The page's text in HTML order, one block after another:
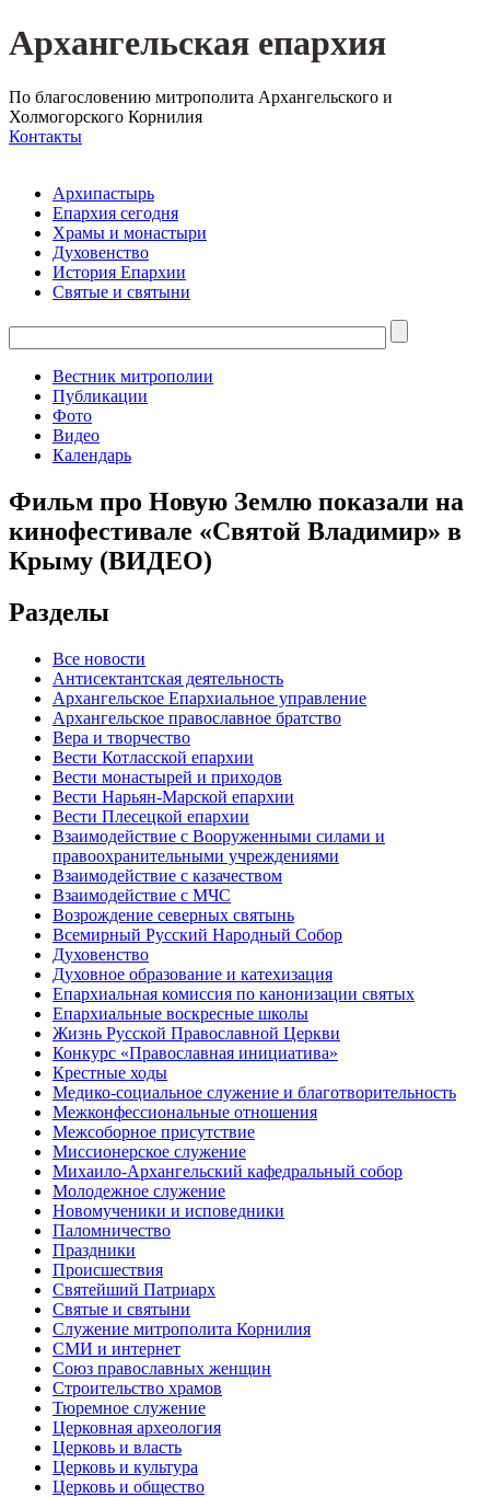
Архангельская епархия
По благословению митрополита Архангельского и
Холмогорского Корнилия
Контакты
Архипастырь
Епархия сегодня
Храмы и монастыри
Духовенство
История Епархии
Святые и святыни
Вестник митрополии
Публикации
Фото
Видео
Календарь
Фильм про Новую Землю показали на
кинофестивале «Святой Владимир» в
Крыму (ВИДЕО)
Разделы
Все новости
Антисектантская деятельность
Архангельское Епархиальное управление
Архангельское православное братство
Вера и творчество
Вести Котласской епархии
Вести монастырей и приходов
Вести Нарьян-Марской епархии
Вести Плесецкой епархии
Взаимодействие с Вооруженными силами и
правоохранительными учреждениями
Взаимодействие с казачеством
Взаимодействие с МЧС
Возрождение северных святынь
Всемирный Русский Народный Собор
Духовенство
Духовное образование и катехизация
Епархиальная комиссия по канонизации святых
Епархиальные воскресные школы
Жизнь Русской Православной Церкви
Конкурс «Православная инициатива»
Крестные ходы
Медико-социальное служение и благотворительность
Межконфессиональные отношения
Межсоборное присутствие
Миссионерское служение
Михаило-Архангельский кафедральный собор
Молодежное служение
Новомученики и исповедники
Паломничество
Праздники
Происшествия
Святейший Патриарх
Святые и святыни
Служение митрополита Корнилия
СМИ и интернет
Союз православных женщин
Строительство храмов
Тюремное служение
Церковная археология
Церковь и власть
Церковь и культура
Церковь и общество